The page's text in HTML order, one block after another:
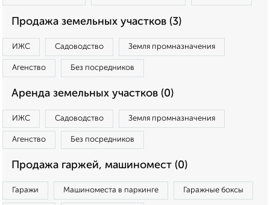
Продажа земельных участков (3)
ИЖС Садоводство Земля промназначения
Агенство Без посредников
Аренда земельных участков (0)
ИЖС Садоводство Земля промназначения
Агенство Без посредников
Продажа гаржей, машиномест (0)
Гаражи Машиноместа в паркинге Гаражные боксы